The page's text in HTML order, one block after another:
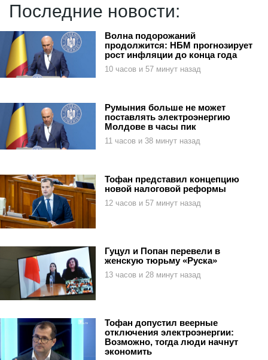
Последние новости:
Волна подорожаний
продолжится: НБМ прогнозирует
рост инфляции до конца года
10 часов и 57 минут назад
Румыния больше не может
поставлять электроэнергию
Молдове в часы пик
11 часов и 38 минут назад
Тофан представил концепцию
новой налоговой реформы
12 часов и 57 минут назад
Гуцул и Попан перевели в
женскую тюрьму «Руска»
13 часов и 28 минут назад
Тофан допустил веерные
отключения электроэнергии:
Возможно, тогда люди начнут
экономить